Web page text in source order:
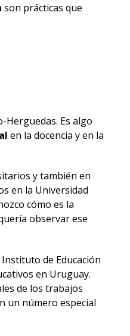
son prácticas que
Herguedas. Es algo
en la docencia y en la
y también en
en la Universidad
cómo es la
observar ese
de Educación
en Uruguay.
de los trabajos
un número especial